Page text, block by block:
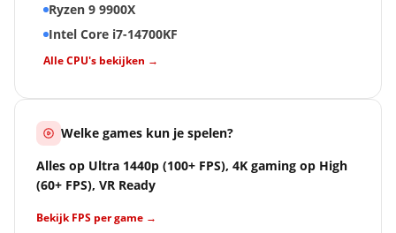
Ryzen 9 9900X
Intel Core i7-14700KF
Alle CPU's bekijken →
Welke games kun je spelen?
Alles op Ultra 1440p (100+ FPS), 4K gaming op High
(60+ FPS), VR Ready
Bekijk FPS per game →